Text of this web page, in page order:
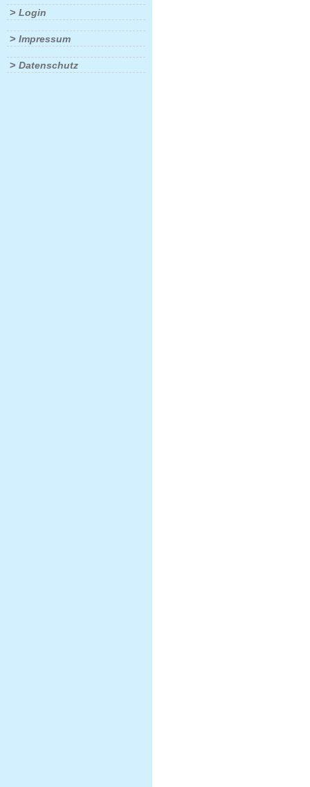
> Login
> Impressum
> Datenschutz